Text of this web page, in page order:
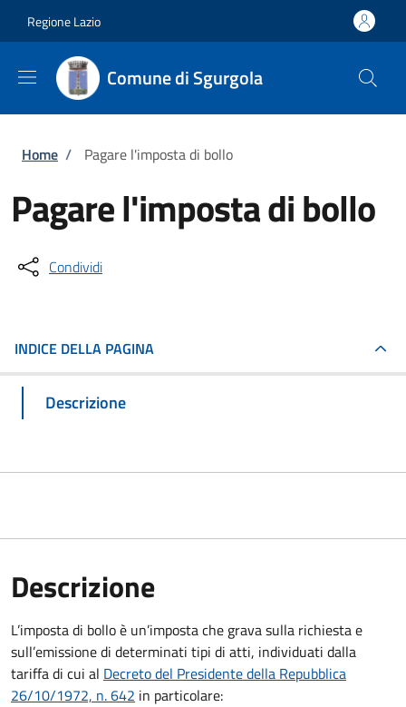
Regione Lazio
Comune di Sgurgola
Briciole di pane
Home / Pagare l'imposta di bollo
Pagare l'imposta di bollo
Condividi
INDICE DELLA PAGINA
Descrizione
Descrizione
L’imposta di bollo è un’imposta che grava sulla richiesta e
sull’emissione di determinati tipi di atti, individuati dalla
tariffa di cui al Decreto del Presidente della Repubblica
26/10/1972, n. 642 in particolare: